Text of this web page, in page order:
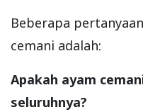
Beberapa
cemani adalah:
Apakah ayam
seluruhnya?